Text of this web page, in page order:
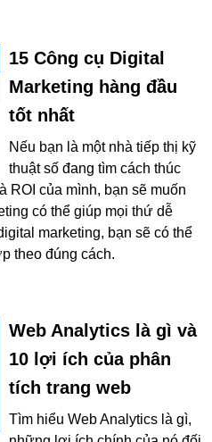
15 Công cụ Digital
Marketing hàng đầu
tốt nhất
Nếu bạn là một nhà tiếp thị kỹ
thuật số đang tìm cách thúc
ROI của mình, bạn sẽ muốn
có thể giúp mọi thứ dễ
marketing, bạn sẽ có thể
theo đúng cách.
Web Analytics là gì và
10 lợi ích của phân
tích trang web
Tìm hiểu Web Analytics là gì,